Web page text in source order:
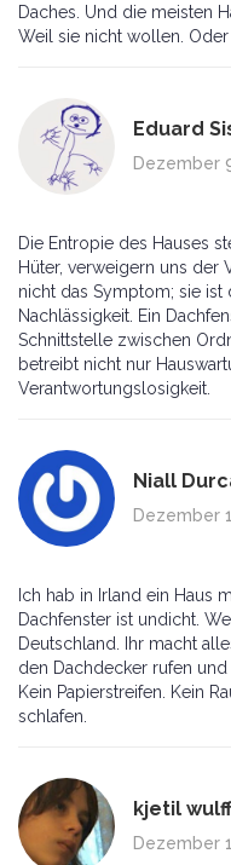
Daches. Und die meisten
Weil sie nicht wollen.
Eduard
Dezember
Die Entropie des Hauses
Hüter, verweigern uns der
nicht das Symptom; sie ist
Nachlässigkeit. Ein
Schnittstelle zwischen
betreibt nicht nur
Verantwortungslosigkeit.
Niall
Dezember
Ich hab in Irland ein Haus
Dachfenster ist undicht.
Deutschland. Ihr macht
den Dachdecker rufen
Kein Papierstreifen. Kein
schlafen.
kjetil wulff
Dezember